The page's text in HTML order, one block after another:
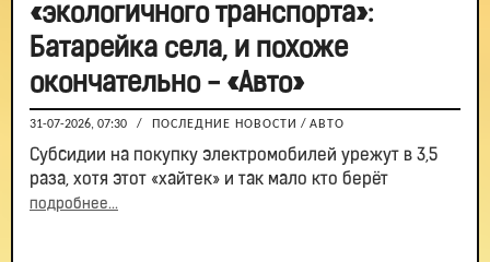
«экологичного транспорта»:
Батарейка села, и похоже
окончательно - «Авто»
31-07-2026, 07:30 / ПОСЛЕДНИЕ НОВОСТИ / АВТО
Субсидии на покупку электромобилей урежут в 3,5
раза, хотя этот «хайтек» и так мало кто берёт
подробнее...